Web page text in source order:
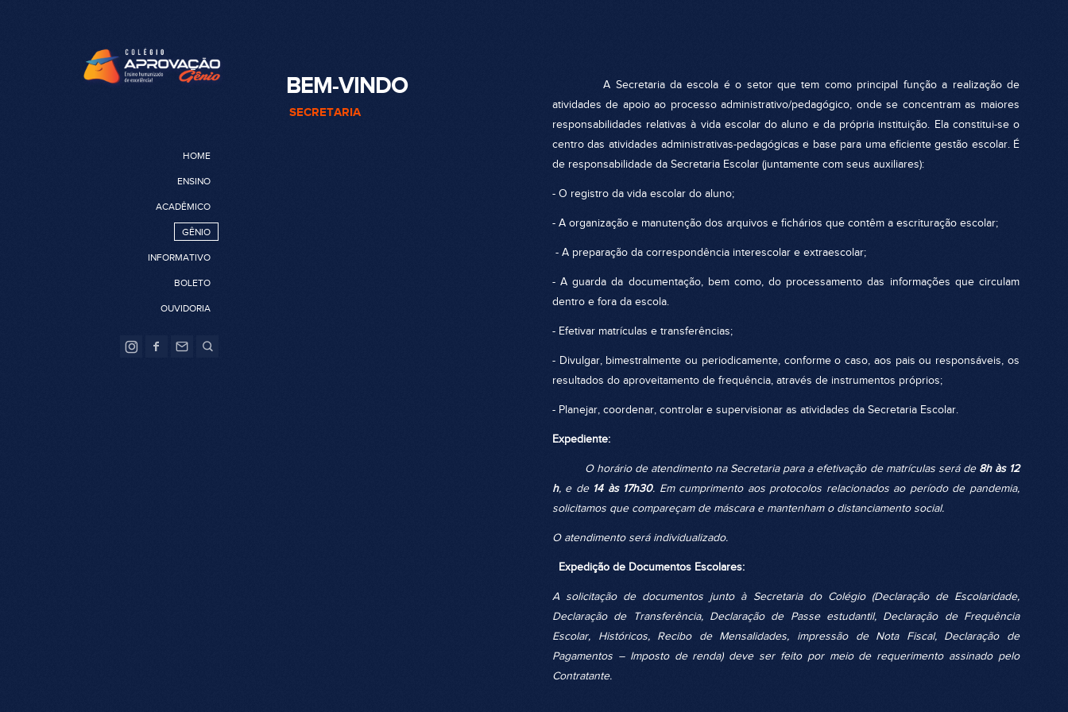
HOME
ENSINO
ACADÊMICO
GÊNIO
INFORMATIVO
BOLETO
OUVIDORIA
BEM-VINDO
SECRETARIA
A Secretaria da escola é o setor que tem como principal função a realização de
atividades de apoio ao processo administrativo/pedagógico, onde se concentram as maiores
responsabilidades relativas à vida escolar do aluno e da própria instituição. Ela constitui-se o
centro das atividades administrativas-pedagógicas e base para uma eficiente gestão escolar. É
de responsabilidade da Secretaria Escolar (juntamente com seus auxiliares):
- O registro da vida escolar do aluno;
- A organização e manutenção dos arquivos e fichários que contêm a escrituração escolar;
- A preparação da correspondência interescolar e extraescolar;
- A guarda da documentação, bem como, do processamento das informações que circulam
dentro e fora da escola.
- Efetivar matrículas e transferências;
- Divulgar, bimestralmente ou periodicamente, conforme o caso, aos pais ou responsáveis, os
resultados do aproveitamento de frequência, através de instrumentos próprios;
- Planejar, coordenar, controlar e supervisionar as atividades da Secretaria Escolar.
Expediente:
O horário de atendimento na Secretaria para a efetivação de matrículas será de 8h às 12
h, e de 14 às 17h30. Em cumprimento aos protocolos relacionados ao período de pandemia,
solicitamos que compareçam de máscara e mantenham o distanciamento social.
O atendimento será individualizado.
Expedição de Documentos Escolares:
A solicitação de documentos junto à Secretaria do Colégio (Declaração de Escolaridade,
Declaração de Transferência, Declaração de Passe estudantil, Declaração de Frequência
Escolar, Históricos, Recibo de Mensalidades, impressão de Nota Fiscal, Declaração de
Pagamentos – Imposto de renda) deve ser feito por meio de requerimento assinado pelo
Contratante.